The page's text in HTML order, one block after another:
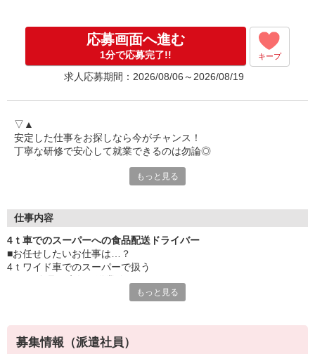
応募画面へ進む
1分で応募完了!! キープ
求人応募期間：2026/08/06～2026/08/19
▽▲
安定した仕事をお探しなら今がチャンス！
丁寧な研修で安心して就業できるのは勿論◎
4tトラック運転手大募集中☆
――――――――――――――
■業務内容：スーパーへの食品や雑貨類の配送
■エリア：都内中心（一部埼玉方面）
■件数：1日2回戦（3〜4件程）
――――――――――――――
もっと見る
仕事内容
4ｔ車でのスーパーへの食品配送ドライバー
■お任せしたいお仕事は…？
4ｔワイド車でのスーパーで扱う
家庭向け雑貨等を中心に扱います。
もっと見る
募集情報（派遣社員）